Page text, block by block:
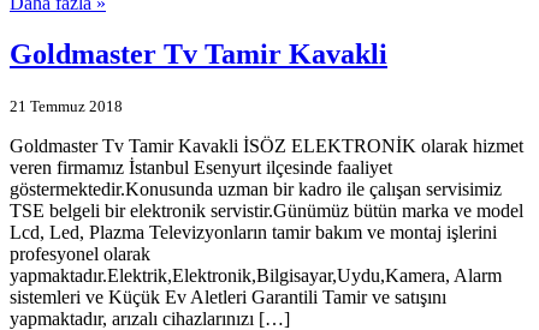
Goldmaster Tv Tamir Kavakli
21 Temmuz 2018
Goldmaster Tv Tamir Kavakli İSÖZ ELEKTRONİK olarak hizmet
veren firmamız İstanbul Esenyurt ilçesinde faaliyet
göstermektedir.Konusunda uzman bir kadro ile çalışan servisimiz
TSE belgeli bir elektronik servistir.Günümüz bütün marka ve model
Lcd, Led, Plazma Televizyonların tamir bakım ve montaj işlerini
profesyonel olarak
yapmaktadır.Elektrik,Elektronik,Bilgisayar,Uydu,Kamera, Alarm
sistemleri ve Küçük Ev Aletleri Garantili Tamir ve satışını
yapmaktadır, arızalı cihazlarınızı […]